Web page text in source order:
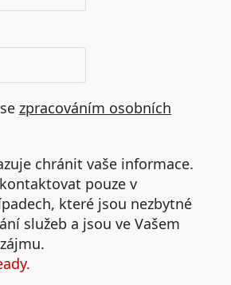
zpracováním osobních
chránit vaše informace.
pouze v
které jsou nezbytné
služeb a jsou ve Vašem